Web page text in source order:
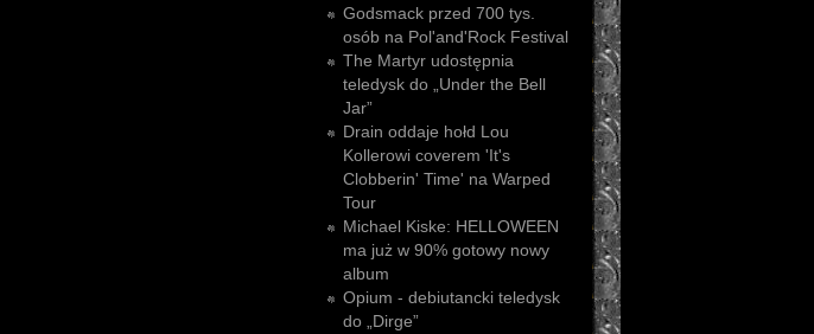
Godsmack przed 700 tys.
osób na Pol'and'Rock Festival
The Martyr udostępnia
teledysk do „Under the Bell
Jar”
Drain oddaje hołd Lou
Kollerowi coverem 'It's
Clobberin' Time' na Warped
Tour
Michael Kiske: HELLOWEEN
ma już w 90% gotowy nowy
album
Opium - debiutancki teledysk
do „Dirge”